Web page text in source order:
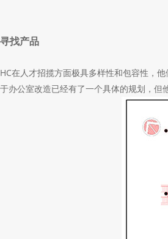
寻找产品
HC在人才招揽方面极具多样性和包容性，
于办公室改造已经有了一个具体的规划，